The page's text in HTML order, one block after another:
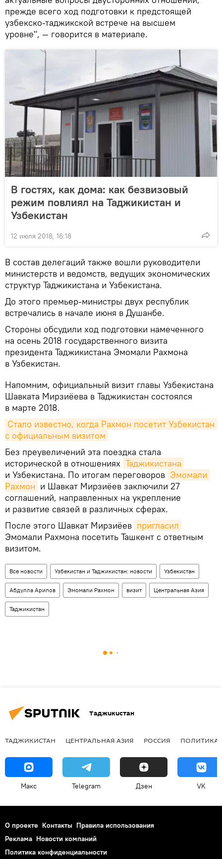
прежде всего ход подготовки к предстоящей
узбекско-таджикской встрече на высшем
уровне", — говорится в материале.
В гостях, как дома: как безвизовый
режим повлиял на Таджикистан и
Узбекистан
12 июля 2018, 16:18
В состав делегаций также вошли руководители
министерств и ведомств, ведущих экономических
структур Таджикистана и Узбекистана.
До этого премьер-министры двух республик
встречались в начале июня в Душанбе.
Стороны обсудили ход подготовки намеченного
на осень 2018 государственного визита
президента Таджикистана Эмомали Рахмона
в Узбекистан.
Напомним, официальный визит главы Узбекистана
Шавката Мирзиёева в Таджикистан состоялся
в марте 2018.
Стало известно, когда Рахмон посетит Узбекистан
с официальным визитом
Без преувеличений эта поездка стала
исторической в отношениях Таджикистана
и Узбекистана. По итогам переговоров Эмомали
Рахмон и Шавкат Мирзиёев заключили 27
соглашений, направленных на укрепление
и развитие связей в различных сферах.
После этого Шавкат Мирзиёев пригласил
Эмомали Рахмона посетить Ташкент с ответным
визитом.
Все новости Узбекистан и Таджикистан: новости Узбекистан
Абдулла Арипов Эмомали Рахмон визит Центральная Азия
Таджикистан
Таджикистан
ТАДЖИКИСТАН ЦЕНТРАЛЬНАЯ АЗИЯ РОССИЯ ПОЛИТИКА
Макс Telegram Дзен VK
О проекте Контакты Правила использования
Реклама Новости компаний
Политика конфиденциальности